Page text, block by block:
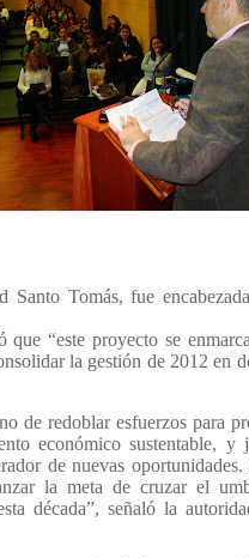
Santo Tomás, fue
“este proyecto se
la gestión de 2012 en
de redoblar esfuerzos para
económico sustentable, y
de nuevas
la meta de cruzar el
década”, señaló la